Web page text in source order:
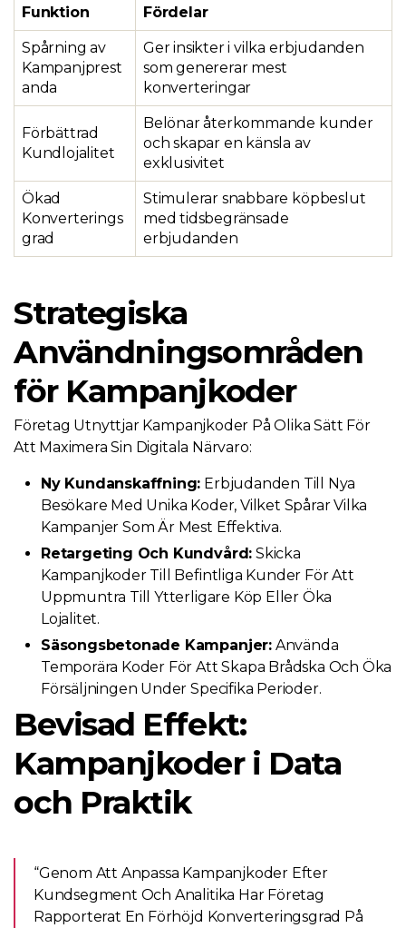
Funktion Fördelar
Spårning av
Kampanjprest
anda
Ger insikter i vilka erbjudanden
som genererar mest
konverteringar
Förbättrad
Kundlojalitet
Belönar återkommande kunder
och skapar en känsla av
exklusivitet
Ökad
Konverterings
grad
Stimulerar snabbare köpbeslut
med tidsbegränsade
erbjudanden
Strategiska
Användningsområden
för Kampanjkoder
Företag Utnyttjar Kampanjkoder På Olika Sätt För
Att Maximera Sin Digitala Närvaro:
Ny Kundanskaffning: Erbjudanden Till Nya
Besökare Med Unika Koder, Vilket Spårar Vilka
Kampanjer Som Är Mest Effektiva.
Retargeting Och Kundvård: Skicka
Kampanjkoder Till Befintliga Kunder För Att
Uppmuntra Till Ytterligare Köp Eller Öka
Lojalitet.
Säsongsbetonade Kampanjer:Använda
Temporära Koder För Att Skapa Brådska Och Öka
Försäljningen Under Specifika Perioder.
Bevisad Effekt:
Kampanjkoder i Data
och Praktik
“Genom Att Anpassa Kampanjkoder Efter
Kundsegment Och Analitika Har Företag
Rapporterat En Förhöjd Konverteringsgrad På